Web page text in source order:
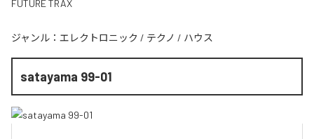
FUTURE TRAX
ジャンル： エレクトロニック / テクノ / ハウス
satayama 99-01